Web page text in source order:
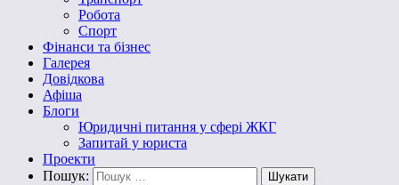
Робота
Спорт
Фінанси та бізнес
Галерея
Довідкова
Афіша
Блоги
Юридичні питання у сфері ЖКГ
Запитай у юриста
Проекти
Пошук: